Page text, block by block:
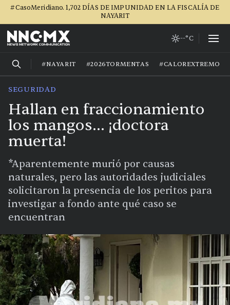
#CasoMeridiano. 1,702 DÍAS DE IMPUNIDAD EN LA FISCALÍA DE
NAYARIT
--°C
#NAYARIT #2026TORMENTAS #CALOREXTREMO
SEGURIDAD
Hallan en fraccionamiento
los mangos… ¡doctora
muerta!
*Aparentemente murió por causas
naturales, pero las autoridades judiciales
solicitaron la presencia de los peritos para
investigar a fondo ante qué caso se
encuentran